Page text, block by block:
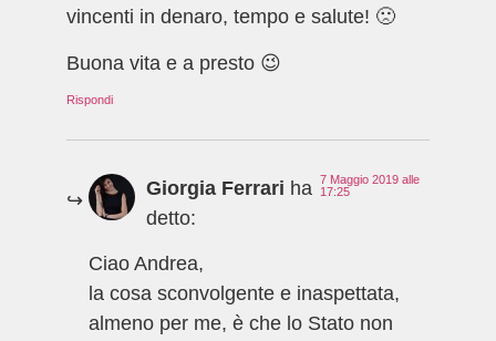
vincenti in denaro, tempo e salute! 🙁
Buona vita e a presto 😉
Rispondi
Giorgia Ferrari ha
detto:
7 Maggio 2019 alle
17:25
Ciao Andrea,
la cosa sconvolgente e inaspettata,
almeno per me, è che lo Stato non